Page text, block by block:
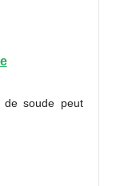
de soude peut